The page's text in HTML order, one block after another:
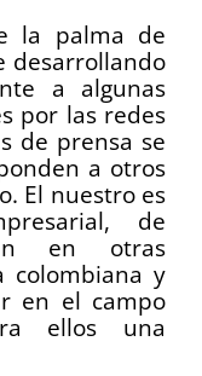
la palma de
desarrollando
a algunas
por las redes
de prensa se
a otros
El nuestro es
de
en otras
colombiana y
en el campo
ellos una